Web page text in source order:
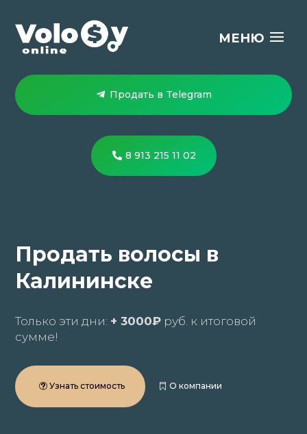
Продать в Telegram
8 913 215 11 02
Продать волосы в
Калининске
Только эти дни: + 3000₽ руб. к итоговой
сумме!
Узнать стоимость О компании